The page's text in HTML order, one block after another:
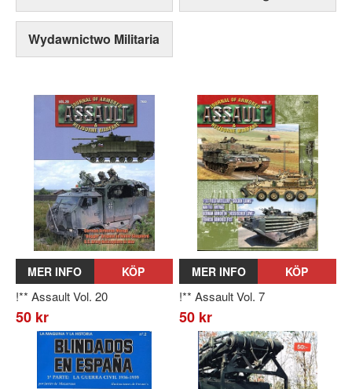
Wydawnictwo Militaria
MER INFO KÖP
!** Assault Vol. 20
50 kr
MER INFO KÖP
!** Assault Vol. 7
50 kr